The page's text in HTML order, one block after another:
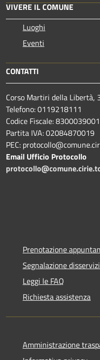
VIVERE IL COMUNE
Luoghi
Eventi
CONTATTI
Corso Martiri della Libertà,
Telefono: 0119218111
Codice Fiscale:
Partita IVA: 02084870019
PEC:
Email Ufficio Protocollo
Prenotazione
Segnalazione
Leggi le FAQ
Richiesta assistenza
Amministrazione